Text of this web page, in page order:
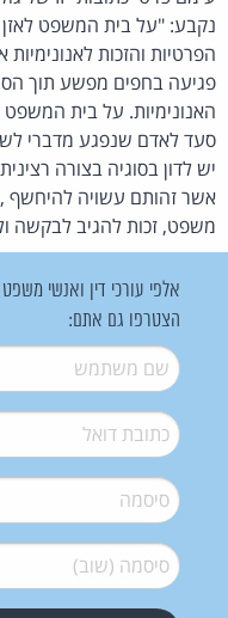
נקבע: "על בית המשפט לאזן
הפרטיות והזכות
פגיעה בחפים מפשע תוך
האנונימיות. על בית
סעד לאדם שנפגע מדברי
יש לדון בסוגיה בצורה
אשר זהותם עשויה להיחשף ,
משפט, זכות להגיב לבקשה
אלפי עורכי דין ואנשי
הצטרפו גם אתם:
שם משתמש*
דואל*
סיסמה*
סיסמה (שוב)*